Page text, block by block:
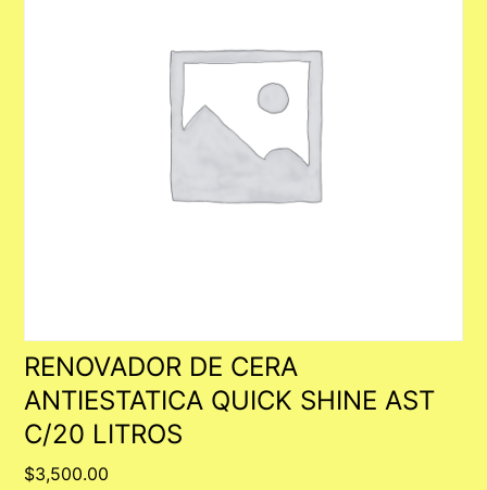
RENOVADOR DE CERA
ANTIESTATICA QUICK SHINE AST
C/20 LITROS
$3,500.00